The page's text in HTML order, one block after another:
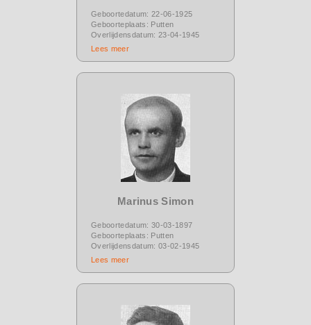
Geboortedatum: 22-06-1925
Geboorteplaats: Putten
Overlijdensdatum: 23-04-1945
Lees meer
Marinus Simon
Geboortedatum: 30-03-1897
Geboorteplaats: Putten
Overlijdensdatum: 03-02-1945
Lees meer